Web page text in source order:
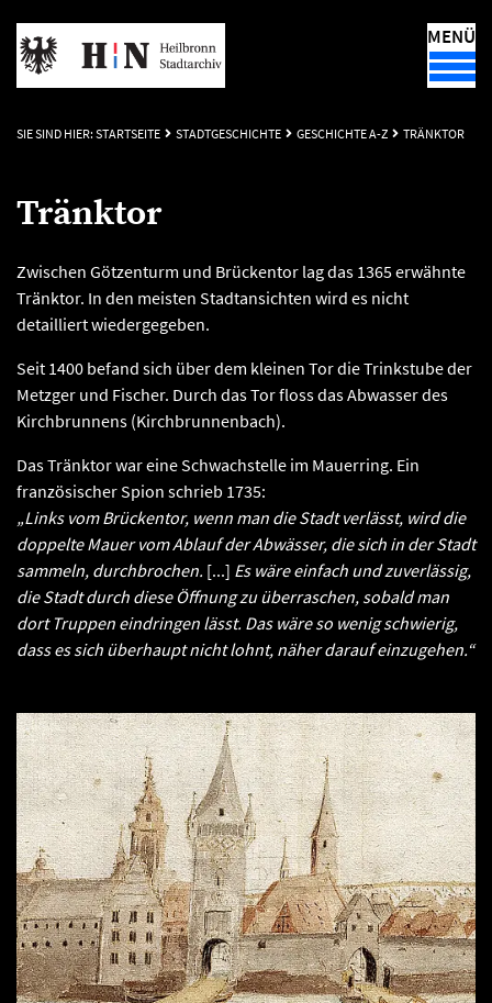
MENÜ
SIE SIND HIER: STARTSEITE STADTGESCHICHTE GESCHICHTE A-Z TRÄNKTOR
Tränktor
Zwischen Götzenturm und Brückentor lag das 1365 erwähnte
Tränktor. In den meisten Stadtansichten wird es nicht
detailliert wiedergegeben.
Seit 1400 befand sich über dem kleinen Tor die Trinkstube der
Metzger und Fischer. Durch das Tor floss das Abwasser des
Kirchbrunnens (Kirchbrunnenbach).
Das Tränktor war eine Schwachstelle im Mauerring. Ein
französischer Spion schrieb 1735:
„Links vom Brückentor, wenn man die Stadt verlässt, wird die
doppelte Mauer vom Ablauf der Abwässer, die sich in der Stadt
sammeln, durchbrochen. [...] Es wäre einfach und zuverlässig,
die Stadt durch diese Öffnung zu überraschen, sobald man
dort Truppen eindringen lässt. Das wäre so wenig schwierig,
dass es sich überhaupt nicht lohnt, näher darauf einzugehen.“